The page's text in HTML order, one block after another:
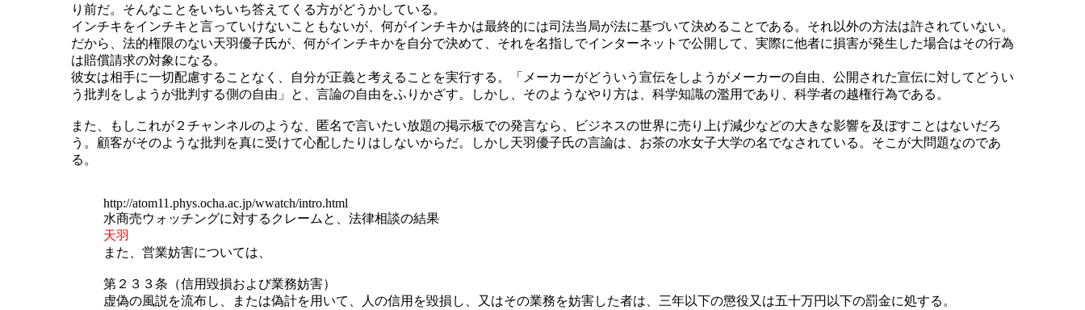
り前だ。そんなことをいちいち答えてくる方がどうかしている。
インチキをインチキと言っていけないこともないが、何がインチキかは最終的には司法当局が法に基づいて決めることである。それ以外の方法は許されていない。
だから、法的権限のない天羽優子氏が、何がインチキかを自分で決めて、それを名指しでインターネットで公開して、実際に他者に損害が発生した場合はその行為
は賠償請求の対象になる。
彼女は相手に一切配慮することなく、自分が正義と考えることを実行する。「メーカーがどういう宣伝をしようがメーカーの自由、公開された宣伝に対してどうい
う批判をしようが批判する側の自由」と、言論の自由をふりかざす。しかし、そのようなやり方は、科学知識の濫用であり、科学者の越権行為である。
また、もしこれが２チャンネルのような、匿名で言いたい放題の掲示板での発言なら、ビジネスの世界に売り上げ減少などの大きな影響を及ぼすことはないだろ
う。顧客がそのような批判を真に受けて心配したりはしないからだ。しかし天羽優子氏の言論は、お茶の水女子大学の名でなされている。そこが大問題なのであ
る。
http://atom11.phys.ocha.ac.jp/wwatch/intro.html
水商売ウォッチングに対するクレームと、法律相談の結果
天羽
また、営業妨害については、
第２３３条（信用毀損および業務妨害）
虚偽の風説を流布し、または偽計を用いて、人の信用を毀損し、又はその業務を妨害した者は、三年以下の懲役又は五十万円以下の罰金に処する。